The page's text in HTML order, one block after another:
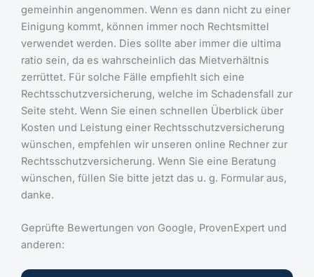
gemeinhin angenommen. Wenn es dann nicht zu einer
Einigung kommt, können immer noch Rechtsmittel
verwendet werden. Dies sollte aber immer die ultima
ratio sein, da es wahrscheinlich das Mietverhältnis
zerrüttet. Für solche Fälle empfiehlt sich eine
Rechtsschutzversicherung, welche im Schadensfall zur
Seite steht. Wenn Sie einen schnellen Überblick über
Kosten und Leistung einer Rechtsschutzversicherung
wünschen, empfehlen wir unseren online Rechner zur
Rechtsschutzversicherung. Wenn Sie eine Beratung
wünschen, füllen Sie bitte jetzt das u. g. Formular aus,
danke.
Geprüfte Bewertungen von Google, ProvenExpert und
anderen: